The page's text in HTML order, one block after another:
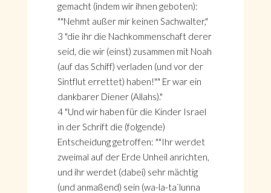
gemacht (indem wir ihnen geboten):
""Nehmt außer mir keinen Sachwalter,"
3 "die ihr die Nachkommenschaft derer
seid, die wir (einst) zusammen mit Noah
(auf das Schiff) verladen (und vor der
Sintflut errettet) haben!"" Er war ein
dankbarer Diener (Allahs)."
4 "Und wir haben für die Kinder Israel
in der Schrift die (folgende)
Entscheidung getroffen: ""Ihr werdet
zweimal auf der Erde Unheil anrichten,
und ihr werdet (dabei) sehr mächtig
(und anmaßend) sein (wa-la-ta`lunna